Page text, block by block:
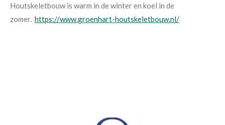
Houtskeletbouw is warm in de winter en koel in de
zomer. https://www.groenhart-houtskeletbouw.nl/